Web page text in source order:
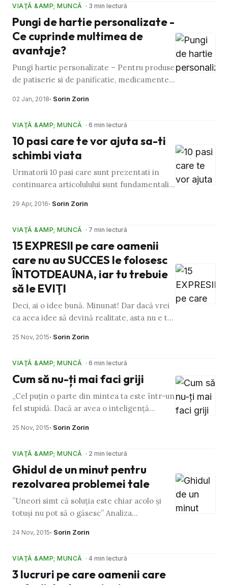
VIAŢĂ &AMP; MUNCĂ · 3 min lectură
Pungi de hartie personalizate -
Ce cuprinde multimea de
avantaje?
Pungi hartie personalizate – Pentru produse
de patiserie si de panificatie, medicamente,
reutiliza si …
02 Jan, 2018· Sorin Zorin
VIAŢĂ &AMP; MUNCĂ · 6 min lectură
10 pasi care te vor ajuta sa-ti
schimbi viata
Urmatorii 10 pasi care sunt prezentati in
continuarea articolulului sunt fundamentali
ta. Orice altceva …
29 Apr, 2016· Sorin Zorin
VIAŢĂ &AMP; MUNCĂ · 7 min lectură
15 EXPRESII pe care oamenii
care nu au SUCCES le folosesc
ÎNTOTDEAUNA, iar tu trebuie
să le EVIŢI
Deci, ai o idee bună. Minunat! Dar dacă vrei
ca acea idee să devină realitate, asta nu e tot
să o faci …
25 Nov, 2015· Sorin Zorin
VIAŢĂ &AMP; MUNCĂ · 6 min lectură
Cum să nu-ți mai faci griji
„Cel puțin o parte din mintea ta este într-un
fel stupidă. Dacă ar avea o inteligență
care trebuia să le …
25 Nov, 2015· Sorin Zorin
VIAŢĂ &AMP; MUNCĂ · 2 min lectură
Ghidul de un minut pentru
rezolvarea problemei tale
”Uneori simt că soluția este chiar acolo și
totuși nu pot să o găsesc” Analiza
ignoranță inconștientă a …
24 Nov, 2015· Sorin Zorin
VIAŢĂ &AMP; MUNCĂ · 4 min lectură
3 lucruri pe care oamenii care